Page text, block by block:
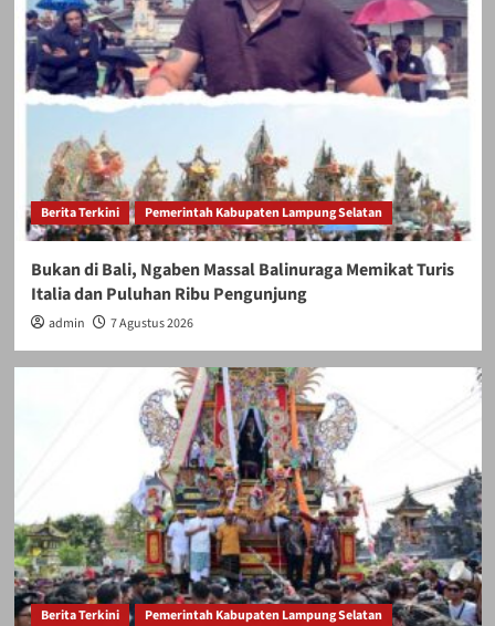
Berita Terkini Pemerintah Kabupaten Lampung Selatan
Bukan di Bali, Ngaben Massal Balinuraga Memikat Turis
Italia dan Puluhan Ribu Pengunjung
admin 7 Agustus 2026
Berita Terkini Pemerintah Kabupaten Lampung Selatan